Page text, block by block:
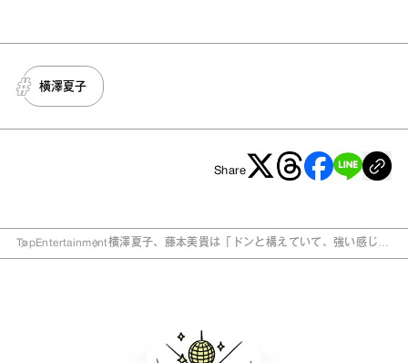
横澤夏子
Share
TopEntertainment横澤夏子、藤本美貴は「ドンと構えていて、強い感じ」